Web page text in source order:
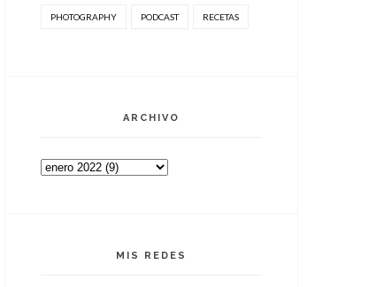
PHOTOGRAPHY PODCAST RECETAS
ARCHIVO
MIS REDES